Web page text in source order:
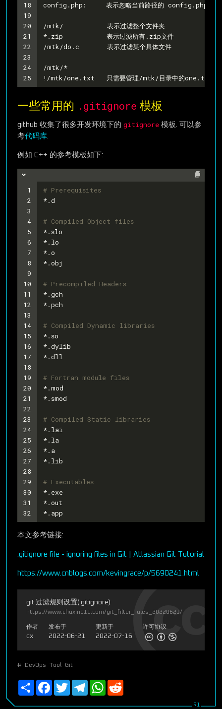
18
19
20
21
22
23
24
25
config.php:     表示忽略当前路径的 config.php 文
/mtk/           表示过滤整个文件夹
*.zip           表示过滤所有.zip文件
/mtk/do.c       表示过滤某个具体文件
/mtk/*
!/mtk/one.txt   只需要管理/mtk/目录中的one.txt文件,
一些常用的 .gitignore 模板
github 收集了很多开发环境下的 gitignore 模板. 可以参
考代码库
例如 C++ 的参考模板如下:
1
2
3
4
5
6
7
8
9
10
11
12
13
14
15
16
17
18
19
20
21
22
23
24
25
26
27
28
29
30
31
32
# Prerequisites
*.d
# Compiled Object files
*.slo
*.lo
*.o
*.obj
# Precompiled Headers
*.gch
*.pch
# Compiled Dynamic libraries
*.so
*.dylib
*.dll
# Fortran module files
*.mod
*.smod
# Compiled Static libraries
*.lai
*.la
*.a
*.lib
# Executables
*.exe
*.out
*.app
本文参考链接:
.gitignore file - ignoring files in Git | Atlassian Git Tutorial
https://www.cnblogs.com/kevingrace/p/5690241.html
git 过滤规则设置(.gitignore)
https://www.chuxin911.com/git_filter_rules_20220621/
作者
cx
发布于
2022-06-21
更新于
2022-07-16
许可协议
# DevOps Tool Git
Share FacebookTwitterTelegramWhatsApp